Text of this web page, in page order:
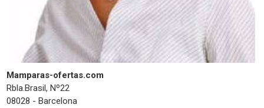
Mamparas-ofertas.com
Rbla.Brasil, Nº22
08028 - Barcelona